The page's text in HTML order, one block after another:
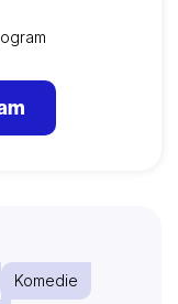
Komedie